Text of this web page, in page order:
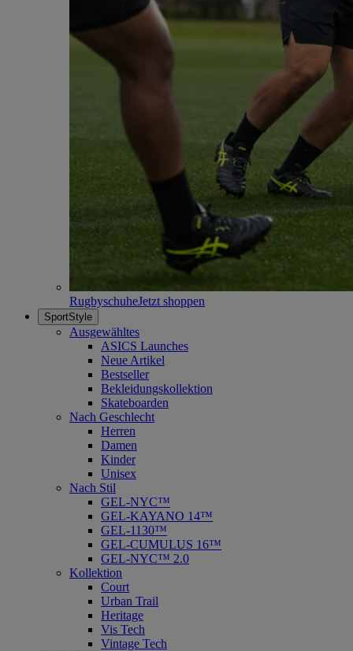
RugbyschuheJetzt shoppen
SportStyle
Ausgewähltes
ASICS Launches
Neue Artikel
Bestseller
Bekleidungskollektion
Skateboarden
Nach Geschlecht
Herren
Damen
Kinder
Unisex
Nach Stil
GEL-NYC™
GEL-KAYANO 14™
GEL-1130™
GEL-CUMULUS 16™
GEL-NYC™ 2.0
Kollektion
Court
Urban Trail
Heritage
Vis Tech
Vintage Tech